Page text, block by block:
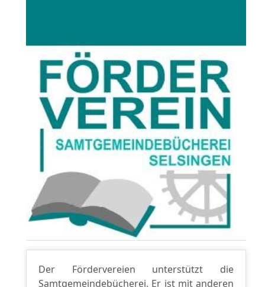
Der Fördervereien unterstützt die
Samtgemeindebücherei. Er ist mit anderen